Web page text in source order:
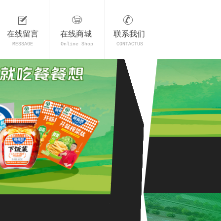
在线留言 在线商城 联系我们
MESSAGE Online Shop CONTACTUS